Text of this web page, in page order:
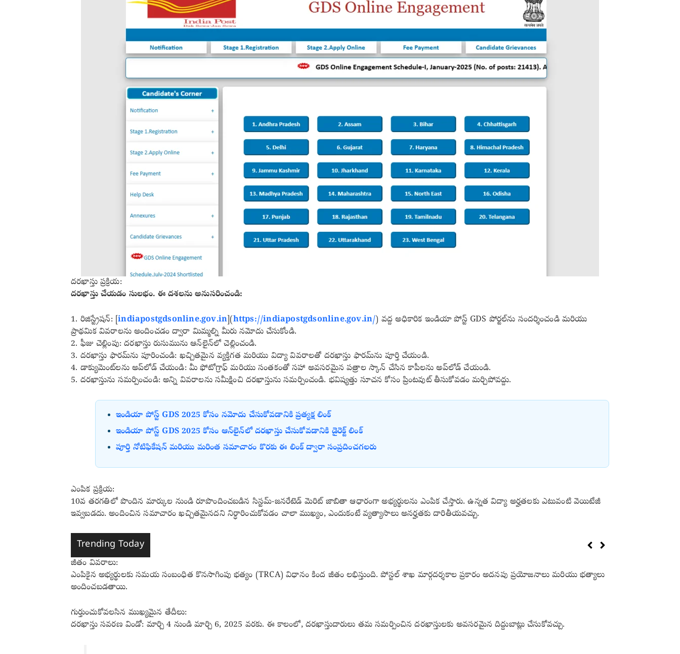
దరఖాస్తు ప్రక్రియ:
దరఖాస్తు చేయడం సులభం. ఈ దశలను అనుసరించండి:
1. రిజిస్ట్రేషన్: [indiapostgdsonline.gov.in ](https://indiapostgdsonline.gov.in/) వద్ద అధికారిక ఇండియా పోస్ట్ GDS పోర్టల్‌ను సందర్శించండి మరియు
ప్రాథమిక వివరాలను అందించడం ద్వారా మిమ్మల్ని మీరు నమోదు చేసుకోండి.
2. ఫీజు చెల్లింపు: దరఖాస్తు రుసుమును ఆన్‌లైన్‌లో చెల్లించండి.
3. దరఖాస్తు ఫారమ్‌ను పూరించండి: ఖచ్చితమైన వ్యక్తిగత మరియు విద్యా వివరాలతో దరఖాస్తు ఫారమ్‌ను పూర్తి చేయండి.
4. డాక్యుమెంట్‌లను అప్‌లోడ్ చేయండి: మీ ఫోటోగ్రాఫ్ మరియు సంతకంతో సహా అవసరమైన పత్రాల స్కాన్ చేసిన కాపీలను అప్‌లోడ్ చేయండి.
5. దరఖాస్తును సమర్పించండి: అన్ని వివరాలను సమీక్షించి దరఖాస్తును సమర్పించండి. భవిష్యత్తు సూచన కోసం ప్రింటవుట్ తీసుకోవడం మర్చిపోవద్దు.
ఇండియా పోస్ట్ GDS 2025 కోసం నమోదు చేసుకోవడానికి ప్రత్యక్ష లింక్
ఇండియా పోస్ట్ GDS 2025 కోసం ఆన్‌లైన్‌లో దరఖాస్తు చేసుకోవడానికి డైరెక్ట్ లింక్
పూర్తి నోటిఫికేషన్ మరియు మరింత సమాచారం కొరకు ఈ లింక్ ద్వారా సంప్రదించగలరు
ఎంపిక ప్రక్రియ:
10వ తరగతిలో పొందిన మార్కుల నుండి రూపొందించబడిన సిస్టమ్-జనరేటెడ్ మెరిట్ జాబితా ఆధారంగా అభ్యర్థులను ఎంపిక చేస్తారు. ఉన్నత విద్యా అర్హతలకు ఎటువంటి వెయిటేజీ
ఇవ్వబడదు. అందించిన సమాచారం ఖచ్చితమైనదని నిర్ధారించుకోవడం చాలా ముఖ్యం, ఎందుకంటే వ్యత్యాసాలు అనర్హతకు దారితీయవచ్చు.
Trending Today
జీతం వివరాలు:
ఎంపికైన అభ్యర్థులకు సమయ సంబంధిత కొనసాగింపు భత్యం (TRCA) విధానం కింద జీతం లభిస్తుంది. పోస్టల్ శాఖ మార్గదర్శకాల ప్రకారం అదనపు ప్రయోజనాలు మరియు భత్యాలు
అందించబడతాయి.
గుర్తుంచుకోవలసిన ముఖ్యమైన తేదీలు:
దరఖాస్తు సవరణ విండో: మార్చి 4 నుండి మార్చి 6, 2025 వరకు. ఈ కాలంలో, దరఖాస్తుదారులు తమ సమర్పించిన దరఖాస్తులకు అవసరమైన దిద్దుబాట్లు చేసుకోవచ్చు.